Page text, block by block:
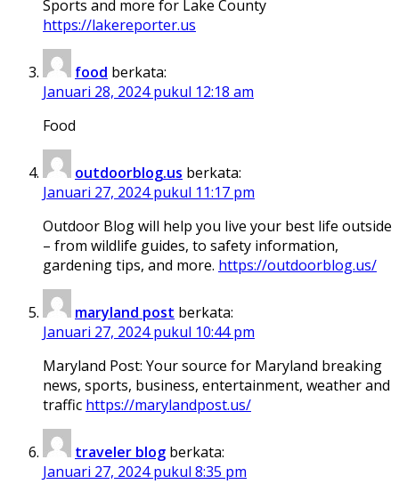
Sports and more for Lake County
https://lakereporter.us
food berkata:
Januari 28, 2024 pukul 12:18 am
Food
outdoorblog.us berkata:
Januari 27, 2024 pukul 11:17 pm
Outdoor Blog will help you live your best life outside
– from wildlife guides, to safety information,
gardening tips, and more. https://outdoorblog.us/
maryland post berkata:
Januari 27, 2024 pukul 10:44 pm
Maryland Post: Your source for Maryland breaking
news, sports, business, entertainment, weather and
traffic https://marylandpost.us/
traveler blog berkata:
Januari 27, 2024 pukul 8:35 pm